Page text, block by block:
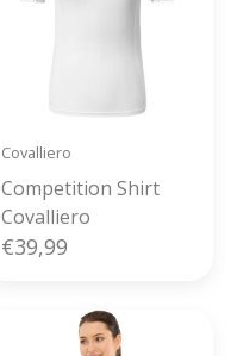
Covalliero
Competition Shirt
Covalliero
€39,99